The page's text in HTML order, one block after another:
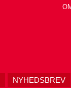
NYHEDSBREV